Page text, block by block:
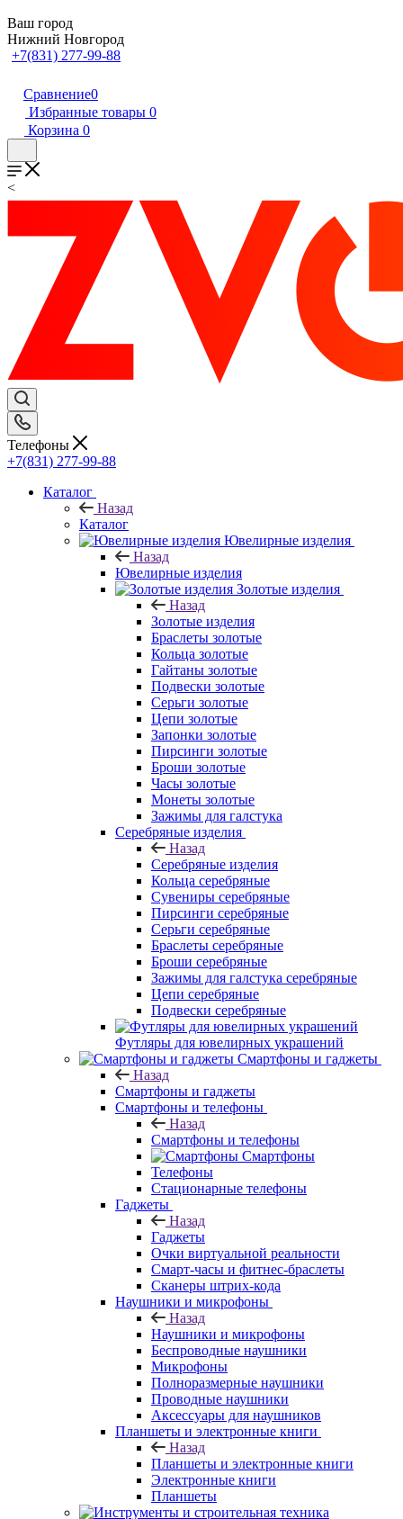
Ваш город
Нижний Новгород
+7(831) 277-99-88
Сравнение0
Избранные товары 0
Корзина 0
<
Телефоны
+7(831) 277-99-88
Каталог
Назад
Каталог
Ювелирные изделия
Назад
Ювелирные изделия
Золотые изделия
Назад
Золотые изделия
Браслеты золотые
Кольца золотые
Гайтаны золотые
Подвески золотые
Серьги золотые
Цепи золотые
Запонки золотые
Пирсинги золотые
Броши золотые
Часы золотые
Монеты золотые
Зажимы для галстука
Серебряные изделия
Назад
Серебряные изделия
Кольца серебряные
Сувениры серебряные
Пирсинги серебряные
Серьги серебряные
Браслеты серебряные
Броши серебряные
Зажимы для галстука серебряные
Цепи серебряные
Подвески серебряные
Футляры для ювелирных украшений
Смартфоны и гаджеты
Назад
Смартфоны и гаджеты
Смартфоны и телефоны
Назад
Смартфоны и телефоны
Смартфоны
Телефоны
Стационарные телефоны
Гаджеты
Назад
Гаджеты
Очки виртуальной реальности
Смарт-часы и фитнес-браслеты
Сканеры штрих-кода
Наушники и микрофоны
Назад
Наушники и микрофоны
Беспроводные наушники
Микрофоны
Полноразмерные наушники
Проводные наушники
Аксессуары для наушников
Планшеты и электронные книги
Назад
Планшеты и электронные книги
Электронные книги
Планшеты